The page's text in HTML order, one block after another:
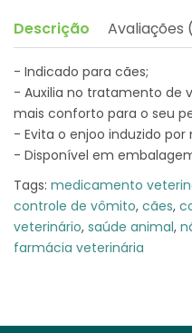
Descrição Avaliações
- Indicado para cães;
- Auxilia no tratamento de
mais conforto para o seu
- Evita o enjoo induzido
- Disponível em
Tags: medicamento
controle de vômito, cães,
veterinário, saúde animal,
farmácia veterinária